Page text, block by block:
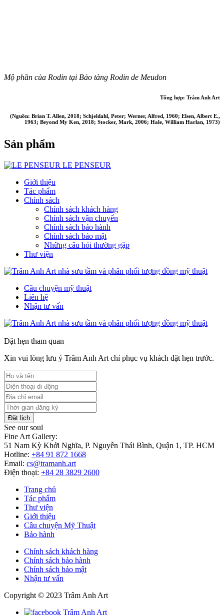
Mộ phần của Rodin tại Bảo tàng Rodin de Meudon
Tổng hợp: Trâm Anh Art
(Nguồn: Brian T. Allen, 2018; Schjeldahl, Peter; Werner, Alfred, 1960; Elsen, Albert E.,
1963; Beyond My Ken, 2018; Stocker, Mark, 2006; Hale, William Harlan, 1973)
Sản phẩm
LE PENSEUR
Giới thiệu
Tác phẩm
Chính sách
Chính sách khách hàng
Chính sách vận chuyển
Chính sách bảo hành
Chính sách bảo mật
Những câu hỏi thường gặp
Thư viện
Câu chuyện mỹ thuật
Liên hệ
Nhận tư vấn
Đặt hẹn tham quan
Xin vui lòng lưu ý Trâm Anh Art chỉ phục vụ khách đặt hẹn trước.
Đặt lịch
See our soul
Fine Art Gallery:
51 Nam Kỳ Khởi Nghĩa, P. Nguyễn Thái Bình, Quận 1, TP. HCM
Hotline: +84 91 872 1668
Email: cs@tramanh.art
Điện thoại: +84 28 3829 2600
Trang chủ
Tác phẩm
Thư viện
Giới thiệu
Câu chuyện Mỹ Thuật
Bảo hành
Chính sách khách hàng
Chính sách bảo hành
Chính sách bảo mật
Nhận tư vấn
Copyright © 2023 Trâm Anh Art